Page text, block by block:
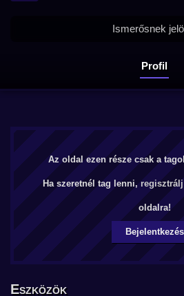
Profil
Ismerősnek
Az oldal ezen része csak a
Ha szeretnél tag lenni, regisztrálj
oldalra!
Bejelentkezés
Eszközök